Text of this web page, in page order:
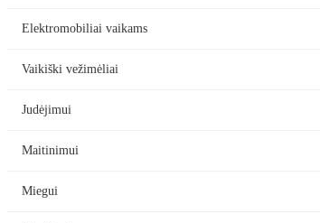
Elektromobiliai vaikams
Vaikiški vežimėliai
Judėjimui
Maitinimui
Miegui